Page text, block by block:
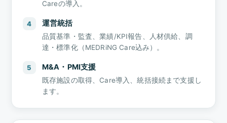
Careの導入。
4 運営統括
品質基準・監査、業績/KPI報告、人材供給、調
達・標準化（MEDRiNG Care込み）。
5 M&A・PMI支援
既存施設の取得、Care導入、統括接続まで支援し
ます。